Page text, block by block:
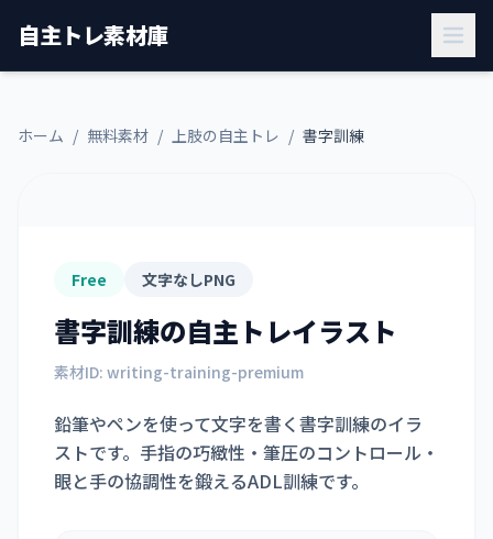
自主トレ素材庫
ホーム / 無料素材 / 上肢の自主トレ / 書字訓練
Free 文字なしPNG
書字訓練の自主トレイラスト
素材ID: writing-training-premium
鉛筆やペンを使って文字を書く書字訓練のイラ
ストです。手指の巧緻性・筆圧のコントロール・
眼と手の協調性を鍛えるADL訓練です。